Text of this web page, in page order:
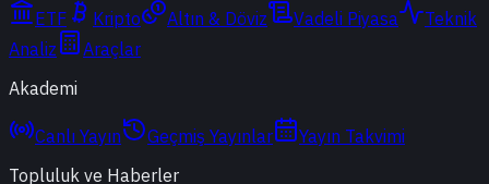
ETF
Kripto Altın & Döviz Vadeli Piyasa
Teknik
Analiz
Araçlar
Akademi
Canlı Yayın Geçmiş Yayınlar
Yayın Takvimi
Topluluk ve Haberler